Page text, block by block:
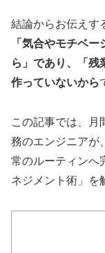
結論からお伝えす
「気合やモチベ
ら」であり、「残
作っていないから
この記事では、月
務のエンジニアが
常のルーティンへ
ネジメント術」を